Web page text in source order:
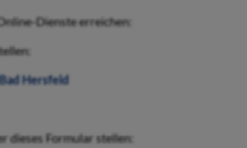
Dienste erreichen:
Hersfeld
dieses Formular stellen: